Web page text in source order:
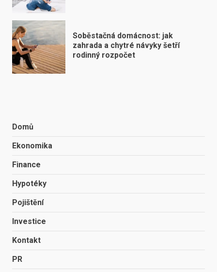
Soběstačná domácnost: jak
zahrada a chytré návyky šetří
rodinný rozpočet
Domů
Ekonomika
Finance
Hypotéky
Pojištění
Investice
Kontakt
PR